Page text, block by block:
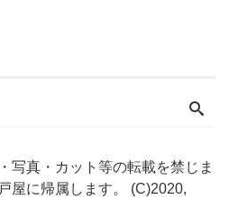
写真・カット等の転載を禁じま
屋に帰属します。 (C)2020,